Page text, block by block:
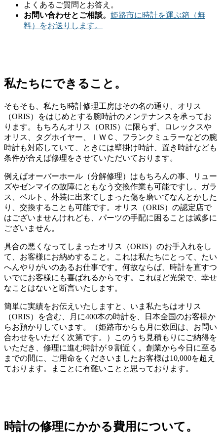
よくあるご質問とお答え。
お問い合わせとご相談。 姫路市に時計を運ぶ箱（無
料）をお送りします。
私たちにできること。
そもそも、私たち時計修理工房はその名の通り、オリス
（ORIS）をはじめとする腕時計のメンテナンスを承ってお
ります。もちろんオリス（ORIS）に限らず、ロレックスや
オリス、タグホイヤー、ＩＷＣ、フランクミュラーなどの腕
時計も対応していて、ときには壁掛け時計、置き時計なども
条件が合えば修理をさせていただいております。
例えばオーバーホール（分解修理）はもちろんの事、リュー
ズやゼンマイの故障にともなう交換作業も可能ですし、ガラ
ス、ベルト、外装に出来てしまった傷を磨いてなんとかした
り、交換することも可能です。オリス（ORIS）の認定店で
はございませんけれども、パーツの手配に困ることは滅多に
ございません。
具合の悪くなってしまったオリス（ORIS）のお手入れをし
て、お客様にお納めすること。これは私たちにとって、たい
へんやりがいのあるお仕事です。何故ならば、時計を直すつ
いでにお客様にも喜ばれるからです。これほど光栄で、幸せ
なことはないと断言いたします。
簡単に実績をお伝えいたしますと、いま私たちはオリス
（ORIS）を含む、月に400本の時計を、日本全国のお客様か
らお預かりしています。（姫路市からも月に数回は、お問い
合わせをいただく次第です。）このうち見積もりにご納得を
いただき、修理に進む時計が９割近く。創業から今日に至る
までの間に、ご用命をくださいましたお客様は10,000を超え
ております。まことに有難いことと思っております。
時計の修理にかかる費用について。